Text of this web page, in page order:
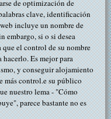
de optimización de
clave, identificación
incluye un nombre de
embargo, si o si desea
el control de su nombre
Es mejor para
y conseguir alojamiento
más control.e su público
nuestro lema - "Cómo
parece bastante no es